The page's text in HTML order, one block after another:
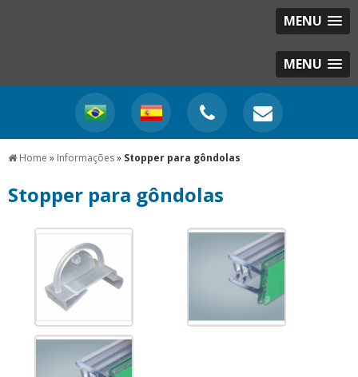
MENU
MENU
Home » Informações» Stopper para gôndolas
Stopper para gôndolas